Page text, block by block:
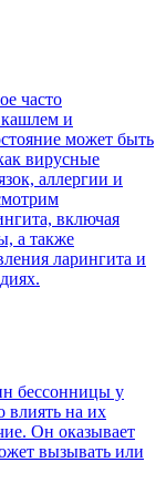
часто
и
может быть
вирусные
аллергии и
включая
а также
ларингита и
бессонницы у
влиять на их
Он оказывает
вызывать или